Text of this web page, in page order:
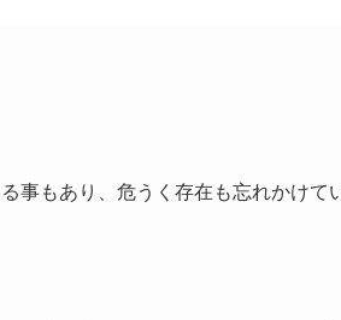
事もあり、危うく存在も忘れかけて